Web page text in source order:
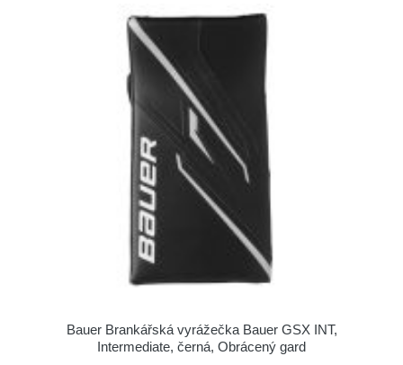
Bauer Brankářská vyrážečka Bauer GSX INT,
Intermediate, černá, Obrácený gard